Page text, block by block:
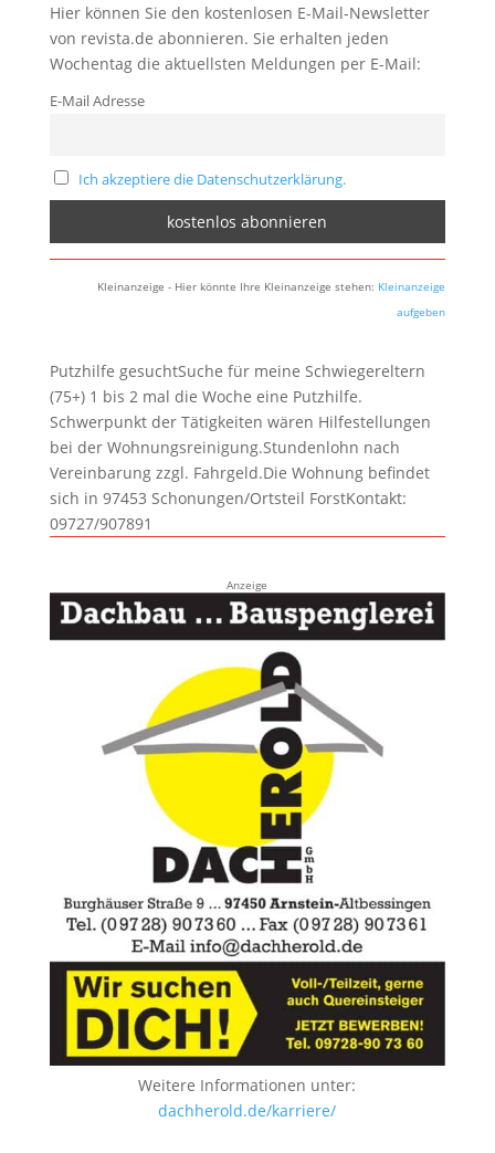
Hier können Sie den kostenlosen E-Mail-Newsletter
von revista.de abonnieren. Sie erhalten jeden
Wochentag die aktuellsten Meldungen per E-Mail:
E-Mail Adresse
Ich akzeptiere die Datenschutzerklärung.
Kleinanzeige - Hier könnte Ihre Kleinanzeige stehen: Kleinanzeige
aufgeben
Putzhilfe gesuchtSuche für meine Schwiegereltern
(75+) 1 bis 2 mal die Woche eine Putzhilfe.
Schwerpunkt der Tätigkeiten wären Hilfestellungen
bei der Wohnungsreinigung.Stundenlohn nach
Vereinbarung zzgl. Fahrgeld.Die Wohnung befindet
sich in 97453 Schonungen/Ortsteil ForstKontakt:
09727/907891
Anzeige
Weitere Informationen unter:
dachherold.de/karriere/